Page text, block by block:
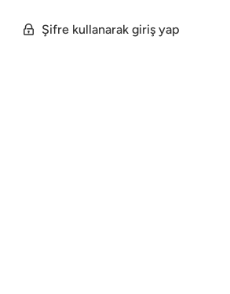
Şifre kullanarak giriş yap